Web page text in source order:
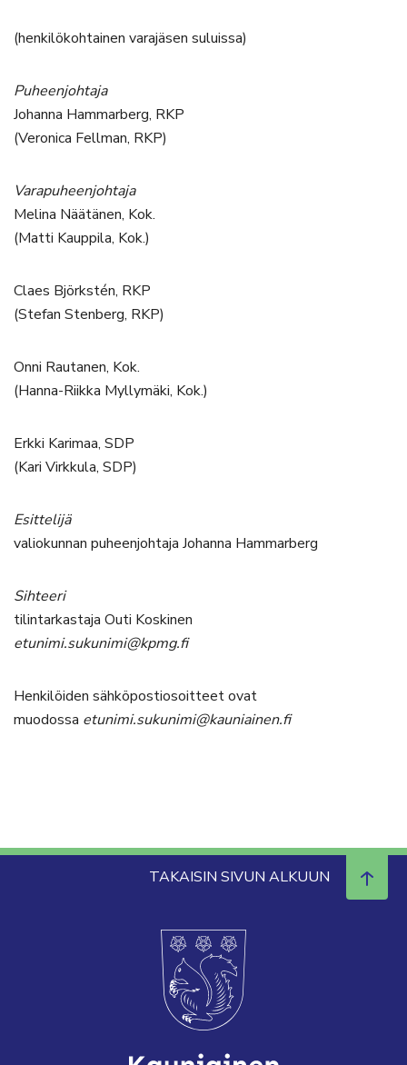
(henkilökohtainen varajäsen suluissa)
Puheenjohtaja
Johanna Hammarberg, RKP
(Veronica Fellman, RKP)
Varapuheenjohtaja
Melina Näätänen, Kok.
(Matti Kauppila, Kok.)
Claes Björkstén, RKP
(Stefan Stenberg, RKP)
Onni Rautanen, Kok.
(Hanna-Riikka Myllymäki, Kok.)
Erkki Karimaa, SDP
(Kari Virkkula, SDP)
Esittelijä
valiokunnan puheenjohtaja Johanna Hammarberg
Sihteeri
tilintarkastaja Outi Koskinen
etunimi.sukunimi@kpmg.fi
Henkilöiden sähköpostiosoitteet ovat
muodossa etunimi.sukunimi@kauniainen.fi
TAKAISIN SIVUN ALKUUN